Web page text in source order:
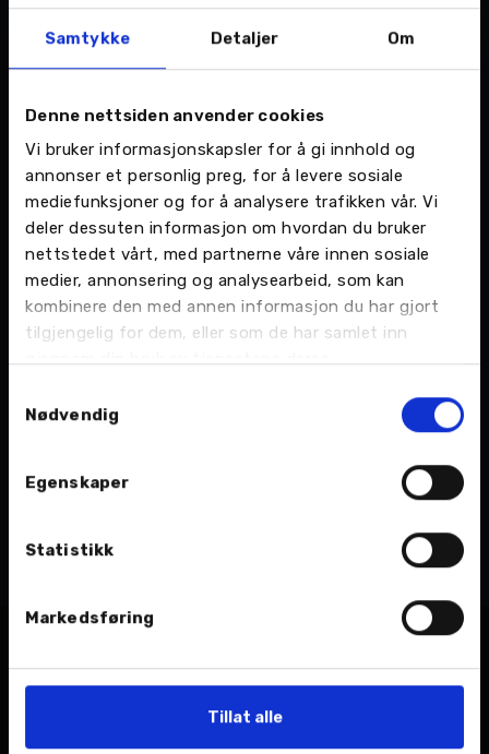
Samtykke Detaljer Om
Denne nettsiden anvender cookies
Vi bruker informasjonskapsler for å gi innhold og
annonser et personlig preg, for å levere sosiale
mediefunksjoner og for å analysere trafikken vår. Vi
deler dessuten informasjon om hvordan du bruker
nettstedet vårt, med partnerne våre innen sosiale
medier, annonsering og analysearbeid, som kan
kombinere den med annen informasjon du har gjort
tilgjengelig for dem, eller som de har samlet inn
gjennom din bruk av tjenestene deres.
Nødvendig
Egenskaper
Statistikk
Markedsføring
Tillat alle
Om Nordvik Gruppen
I Nordvik Gruppen er et bil- og eiendomskonsern
omsette for 1,5 milliarder kroner og selge rundt
4000 nye og brukte biler i inneværende år.
Nordvik Gruppen har 358 medarbeidere og
består av bilforhandlere, bilverksteder og
bilskadeverksteder i Steinkjer, Kolvereid,
Namsos, Brønnøysund, Mosjøen, Bjerka, Mo i
Rana, Fauske, Bodø, Glomfjord, Halsa, Ulvsvåg,
Narvik, Harstad, Andøy, Sortland, Svolvær og
Tags
Relaterte nyheter